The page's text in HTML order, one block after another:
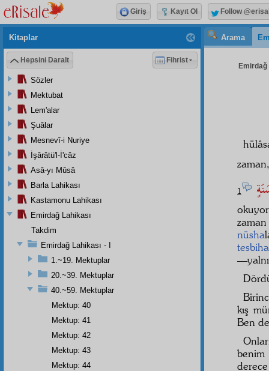
Arama
Emirdağ
1
nüsha
kış
Ben
Kitaplar
Hepsini Daralt Fihrist
Sözler
Mektubat
Lem'alar
Şuâlar
Mesnevî-i Nuriye
İşârâtü'l-İ'câz
Asâ-yı Mûsâ
Barla Lahikası
Kastamonu Lahikası
Emirdağ Lahikası
Takdim
Emirdağ Lahikası - I
1.~19. Mektuplar
20.~39. Mektuplar
40.~59. Mektuplar
Mektup: 40
Mektup: 41
Mektup: 42
Mektup: 43
Mektup: 44
Giriş Kayıt Ol Follow